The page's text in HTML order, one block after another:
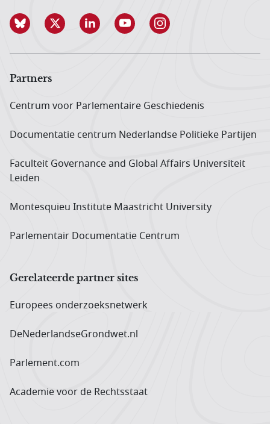
Partners
Centrum voor Parlementaire Geschiedenis
Documentatie centrum Neder­landse Politieke Partijen
Faculteit Governance and Global Affairs Universiteit
Leiden
Montesquieu Institute Maastricht University
Parlementair Documentatie Centrum
Gerelateerde partner sites
Europees onderzoeks­netwerk
DeNederlandseGrondwet.nl
Parlement.com
Academie voor de Rechtsstaat